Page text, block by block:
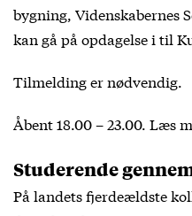
bygning, Videnskabernes
kan gå på opdagelse i til
Tilmelding er nødvendig.
Åbent 18.00 – 23.00. Læs
Studerende
På landets fjerdeældste